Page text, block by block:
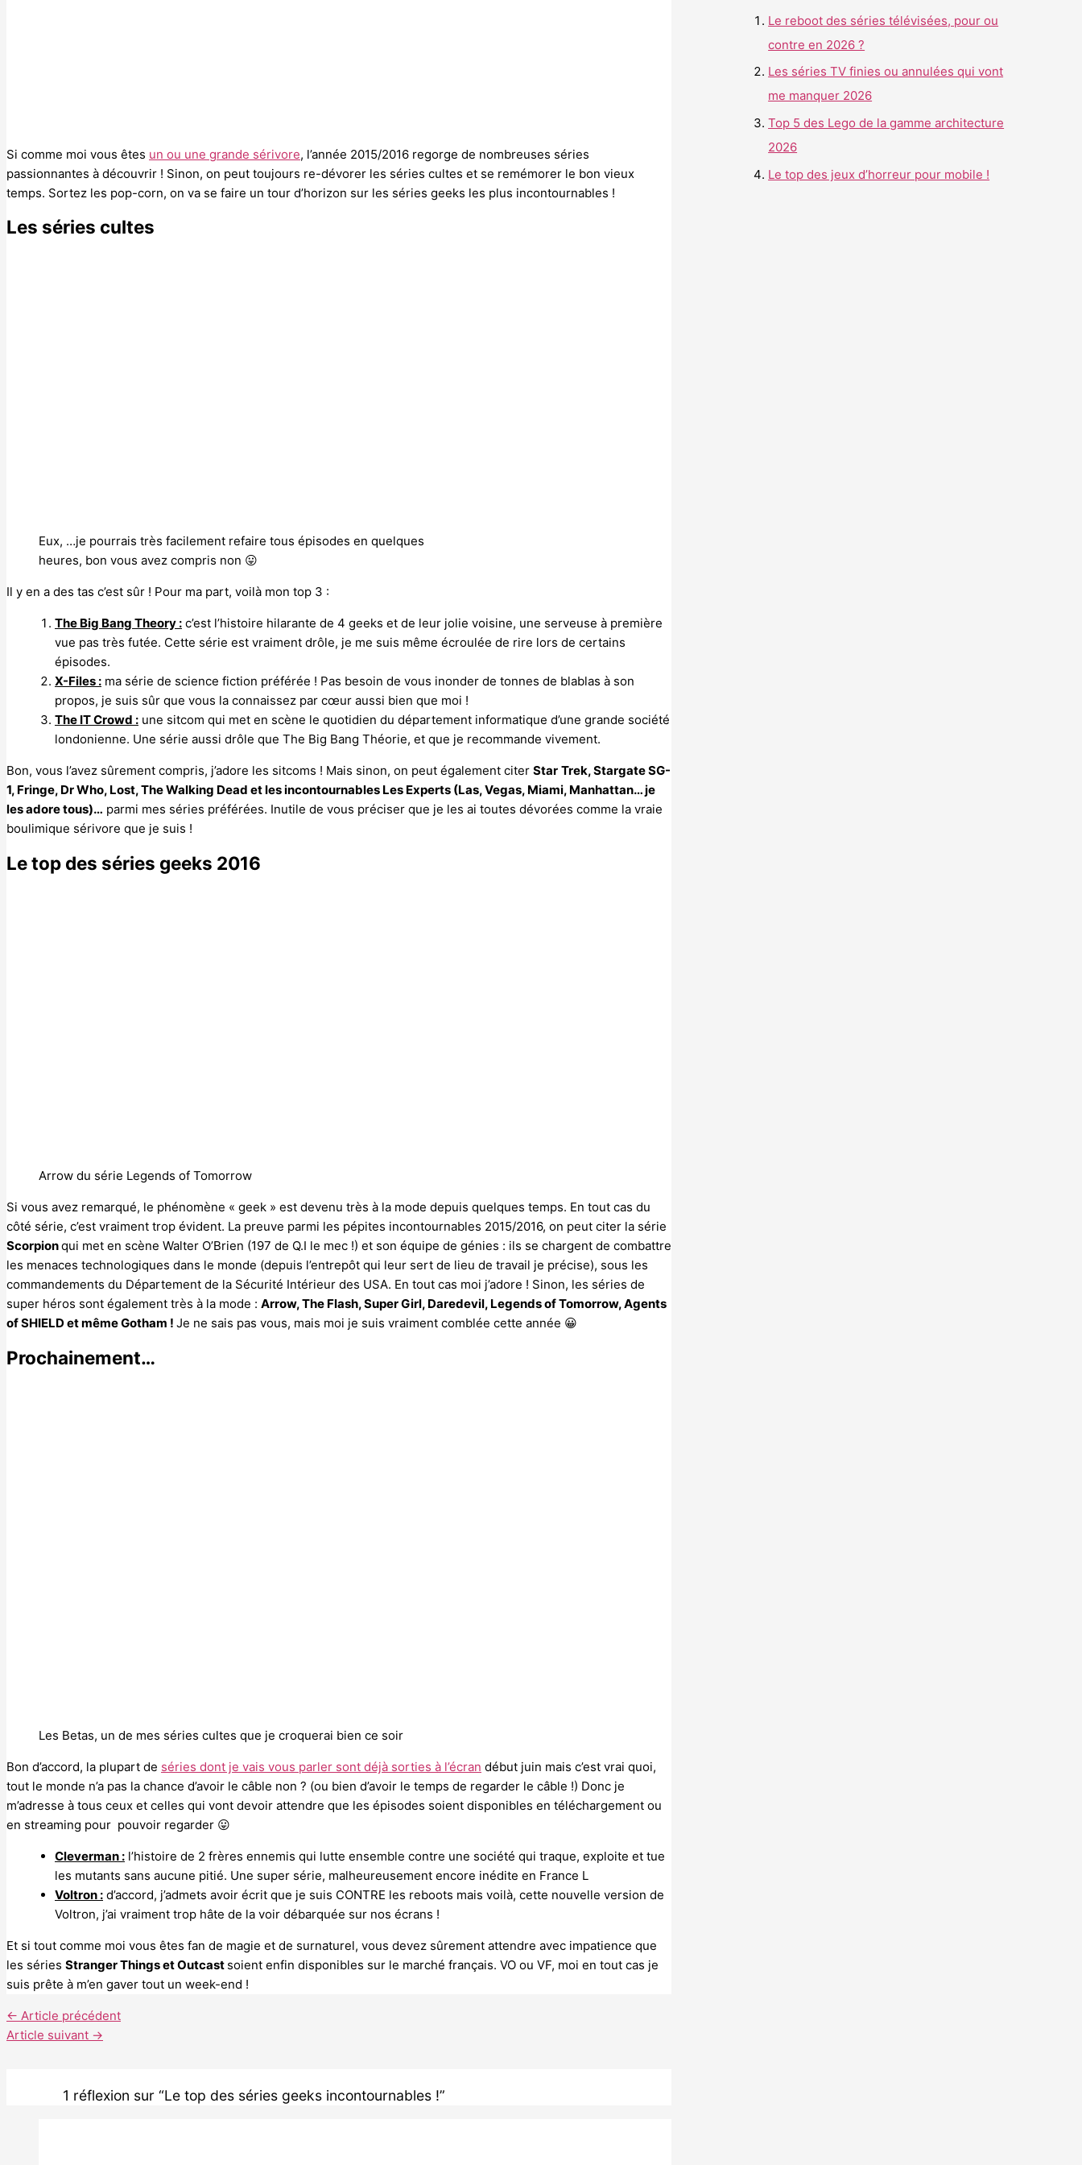
Si comme moi vous êtes un ou une grande sérivore, l’année 2015/2016 regorge de nombreuses séries
passionnantes à découvrir ! Sinon, on peut toujours re-dévorer les séries cultes et se remémorer le bon vieux
temps. Sortez les pop-corn, on va se faire un tour d’horizon sur les séries geeks les plus incontournables !
Les séries cultes
Eux, …je pourrais très facilement refaire tous épisodes en quelques
heures, bon vous avez compris non 😛
Il y en a des tas c’est sûr ! Pour ma part, voilà mon top 3 :
The Big Bang Theory : c’est l’histoire hilarante de 4 geeks et de leur jolie voisine, une serveuse à première
vue pas très futée. Cette série est vraiment drôle, je me suis même écroulée de rire lors de certains
épisodes.
X-Files : ma série de science fiction préférée ! Pas besoin de vous inonder de tonnes de blablas à son
propos, je suis sûr que vous la connaissez par cœur aussi bien que moi !
The IT Crowd : une sitcom qui met en scène le quotidien du département informatique d’une grande société
londonienne. Une série aussi drôle que The Big Bang Théorie, et que je recommande vivement.
Bon, vous l’avez sûrement compris, j’adore les sitcoms ! Mais sinon, on peut également citer Star Trek, Stargate SG-
1, Fringe, Dr Who, Lost, The Walking Dead et les incontournables Les Experts (Las, Vegas, Miami, Manhattan… je
les adore tous)… parmi mes séries préférées. Inutile de vous préciser que je les ai toutes dévorées comme la vraie
boulimique sérivore que je suis !
Le top des séries geeks 2016
Arrow du série Legends of Tomorrow
Si vous avez remarqué, le phénomène « geek » est devenu très à la mode depuis quelques temps. En tout cas du
côté série, c’est vraiment trop évident. La preuve parmi les pépites incontournables 2015/2016, on peut citer la série
Scorpionqui met en scène Walter O’Brien (197 de Q.I le mec !) et son équipe de génies : ils se chargent de combattre
les menaces technologiques dans le monde (depuis l’entrepôt qui leur sert de lieu de travail je précise), sous les
commandements du Département de la Sécurité Intérieur des USA. En tout cas moi j’adore ! Sinon, les séries de
super héros sont également très à la mode : Arrow, The Flash, Super Girl, Daredevil, Legends of Tomorrow, Agents
of SHIELD et même Gotham ! Je ne sais pas vous, mais moi je suis vraiment comblée cette année 😀
Prochainement…
Les Betas, un de mes séries cultes que je croquerai bien ce soir
Bon d’accord, la plupart de séries dont je vais vous parler sont déjà sorties à l’écran début juin mais c’est vrai quoi,
tout le monde n’a pas la chance d’avoir le câble non ? (ou bien d’avoir le temps de regarder le câble !) Donc je
m’adresse à tous ceux et celles qui vont devoir attendre que les épisodes soient disponibles en téléchargement ou
en streaming pour pouvoir regarder 😛
Cleverman : l’histoire de 2 frères ennemis qui lutte ensemble contre une société qui traque, exploite et tue
les mutants sans aucune pitié. Une super série, malheureusement encore inédite en France L
Voltron : d’accord, j’admets avoir écrit que je suis CONTRE les reboots mais voilà, cette nouvelle version de
Voltron, j’ai vraiment trop hâte de la voir débarquée sur nos écrans !
Et si tout comme moi vous êtes fan de magie et de surnaturel, vous devez sûrement attendre avec impatience que
les séries Stranger Things et Outcast soient enfin disponibles sur le marché français. VO ou VF, moi en tout cas je
suis prête à m’en gaver tout un week-end !
← Article précédent
Article suivant →
1 réflexion sur “Le top des séries geeks incontournables !”
Le reboot des séries télévisées, pour ou
contre en 2026 ?
Les séries TV finies ou annulées qui vont
me manquer 2026
Top 5 des Lego de la gamme architecture
2026
Le top des jeux d’horreur pour mobile !